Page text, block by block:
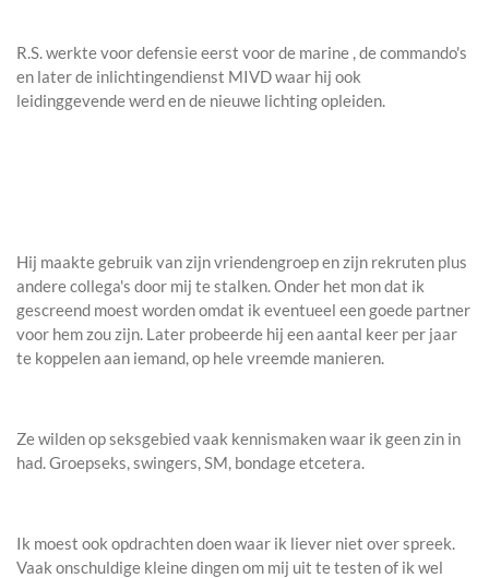
R.S. werkte voor defensie eerst voor de marine , de commando's
en later de inlichtingendienst MIVD waar hij ook
leidinggevende werd en de nieuwe lichting opleiden.
Hij maakte gebruik van zijn vriendengroep en zijn rekruten plus
andere collega's door mij te stalken. Onder het mon dat ik
gescreend moest worden omdat ik eventueel een goede partner
voor hem zou zijn. Later probeerde hij een aantal keer per jaar
te koppelen aan iemand, op hele vreemde manieren.
Ze wilden op seksgebied vaak kennismaken waar ik geen zin in
had. Groepseks, swingers, SM, bondage etcetera.
Ik moest ook opdrachten doen waar ik liever niet over spreek.
Vaak onschuldige kleine dingen om mij uit te testen of ik wel